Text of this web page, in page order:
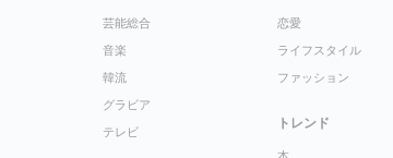
芸能総合
音楽
韓流
グラビア
テレビ
恋愛
ライフスタイル
ファッション
トレンド